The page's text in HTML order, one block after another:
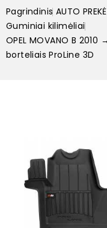
Pagrindinis AUTO
Guminiai kilimėliai
OPEL MOVANO B
borteliais ProLine 3D